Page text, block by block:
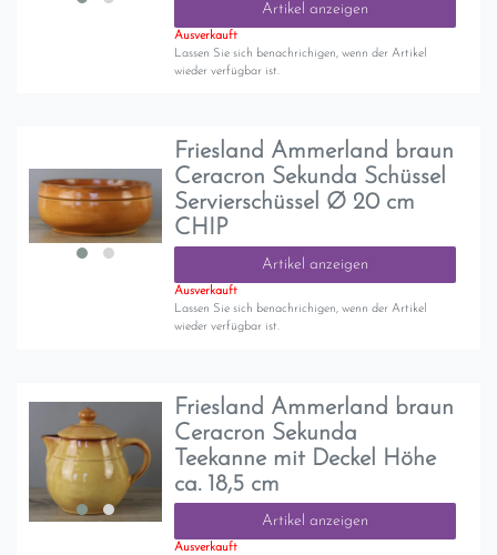
Artikel anzeigen
Ausverkauft
Lassen Sie sich benachrichigen, wenn der Artikel
wieder verfügbar ist.
Friesland Ammerland braun
Ceracron Sekunda Schüssel
Servierschüssel Ø 20 cm
CHIP
Artikel anzeigen
Ausverkauft
Lassen Sie sich benachrichigen, wenn der Artikel
wieder verfügbar ist.
Friesland Ammerland braun
Ceracron Sekunda
Teekanne mit Deckel Höhe
ca. 18,5 cm
Artikel anzeigen
Ausverkauft